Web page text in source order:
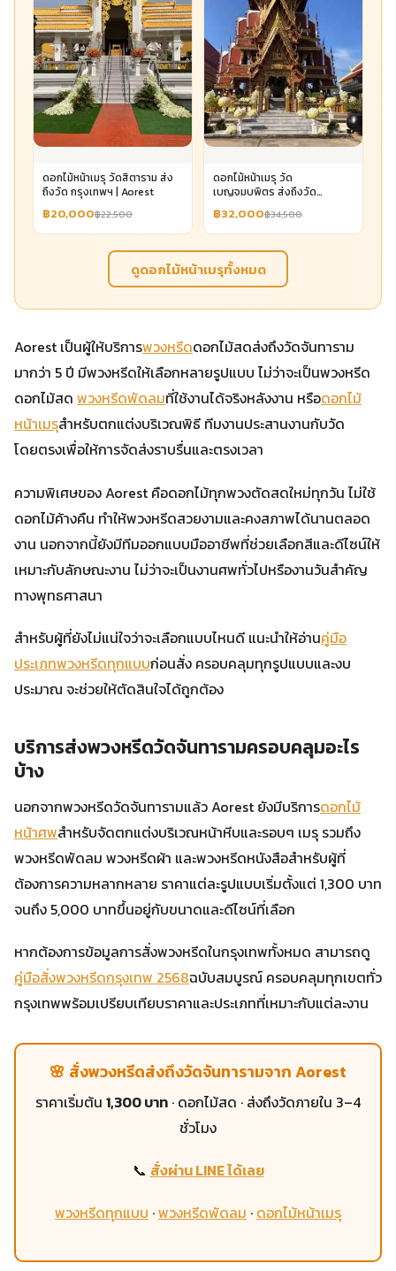
ดอกไม้หน้าเมรุ วัดสิตาราม ส่ง
ถึงวัด กรุงเทพฯ | Aorest
฿20,000฿22,500
ดอกไม้หน้าเมรุ วัด
เบญจมบพิตร ส่งถึงวัด
กรุงเทพฯ | Aorest
฿32,000฿34,500
ดูดอกไม้หน้าเมรุทั้งหมด
Aorest เป็นผู้ให้บริการพวงหรีดดอกไม้สดส่งถึงวัดจันทาราม
มากว่า 5 ปี มีพวงหรีดให้เลือกหลายรูปแบบ ไม่ว่าจะเป็นพวงหรีด
ดอกไม้สด พวงหรีดพัดลมที่ใช้งานได้จริงหลังงาน หรือดอกไม้
หน้าเมรุสำหรับตกแต่งบริเวณพิธี ทีมงานประสานงานกับวัด
โดยตรงเพื่อให้การจัดส่งราบรื่นและตรงเวลา
ความพิเศษของ Aorest คือดอกไม้ทุกพวงตัดสดใหม่ทุกวัน ไม่ใช้
ดอกไม้ค้างคืน ทำให้พวงหรีดสวยงามและคงสภาพได้นานตลอด
งาน นอกจากนี้ยังมีทีมออกแบบมืออาชีพที่ช่วยเลือกสีและดีไซน์ให้
เหมาะกับลักษณะงาน ไม่ว่าจะเป็นงานศพทั่วไปหรืองานวันสำคัญ
ทางพุทธศาสนา
สำหรับผู้ที่ยังไม่แน่ใจว่าจะเลือกแบบไหนดี แนะนำให้อ่านคู่มือ
ประเภทพวงหรีดทุกแบบก่อนสั่ง ครอบคลุมทุกรูปแบบและงบ
ประมาณ จะช่วยให้ตัดสินใจได้ถูกต้อง
บริการส่งพวงหรีดวัดจันทารามครอบคลุมอะไร
บ้าง
นอกจากพวงหรีดวัดจันทารามแล้ว Aorest ยังมีบริการดอกไม้
หน้าศพสำหรับจัดตกแต่งบริเวณหน้าหีบและรอบๆ เมรุ รวมถึง
พวงหรีดพัดลม พวงหรีดผ้า และพวงหรีดหนังสือสำหรับผู้ที่
ต้องการความหลากหลาย ราคาแต่ละรูปแบบเริ่มตั้งแต่ 1,300 บาท
จนถึง 5,000 บาทขึ้นอยู่กับขนาดและดีไซน์ที่เลือก
หากต้องการข้อมูลการสั่งพวงหรีดในกรุงเทพทั้งหมด สามารถดู
คู่มือสั่งพวงหรีดกรุงเทพ 2568ฉบับสมบูรณ์ ครอบคลุมทุกเขตทั่ว
กรุงเทพพร้อมเปรียบเทียบราคาและประเภทที่เหมาะกับแต่ละงาน
🌸 สั่งพวงหรีดส่งถึงวัดจันทารามจาก Aorest
ราคาเริ่มต้น 1,300 บาท · ดอกไม้สด · ส่งถึงวัดภายใน 3–4
ชั่วโมง
📞 สั่งผ่าน LINE ได้เลย
พวงหรีดทุกแบบ ·พวงหรีดพัดลม · ดอกไม้หน้าเมรุ